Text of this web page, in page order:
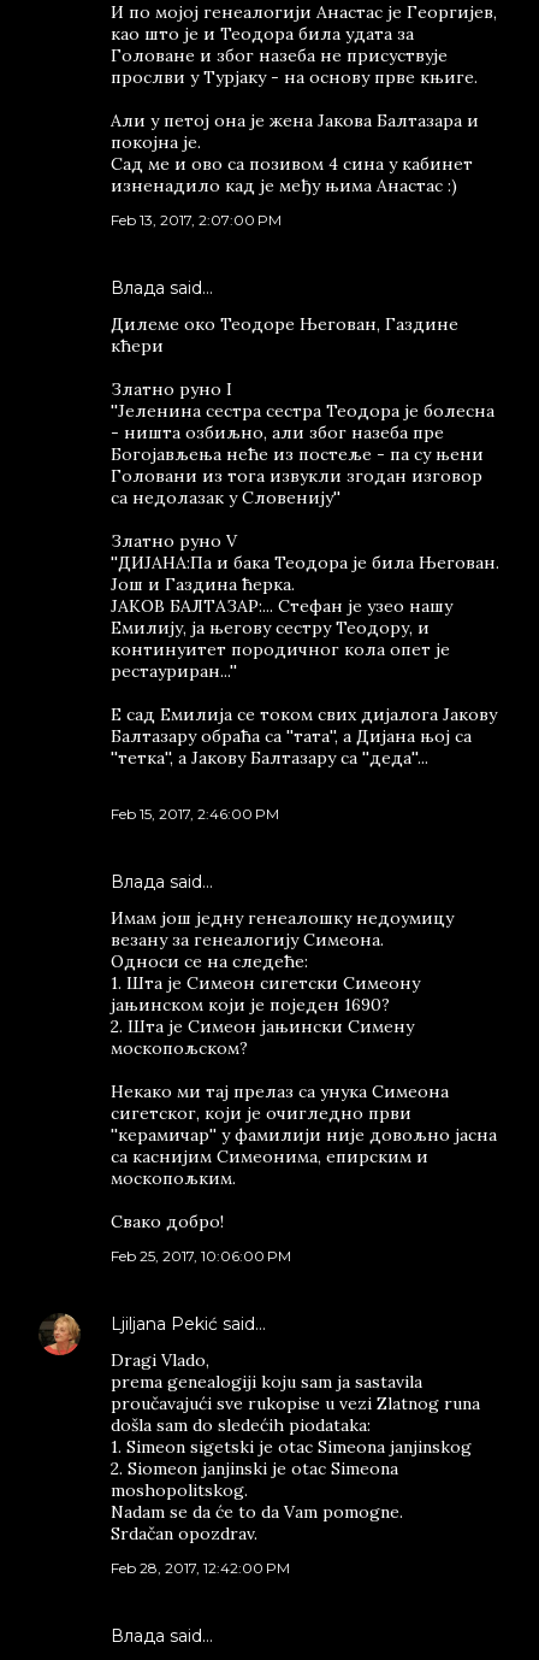
И по мојој генеалогији Анастас је Георгијев,
као што је и Теодора била удата за
Головане и због назеба не присуствује
прослви у Турјаку - на основу прве књиге.
Али у петој она је жена Јакова Балтазара и
покојна је.
Сад ме и ово са позивом 4 сина у кабинет
изненадило кад је међу њима Анастас :)
Feb 13, 2017, 2:07:00 PM
Влада said…
Дилеме око Теодоре Његован, Газдине
кћери
Златно руно I
''Јеленина сестра сестра Теодора је болесна
- ништа озбиљно, али због назеба пре
Богојављења неће из постеље - па су њени
Головани из тога извукли згодан изговор
са недолазак у Словенију''
Златно руно V
''ДИЈАНА:Па и бака Теодора је била Његован.
Још и Газдина ћерка.
ЈАКОВ БАЛТАЗАР:... Стефан је узео нашу
Емилију, ја његову сестру Теодору, и
континуитет породичног кола опет је
рестауриран...''
Е сад Емилија се током свих дијалога Јакову
Балтазару обраћа са ''тата'', а Дијана њој са
''тетка'', а Јакову Балтазару са ''деда''...
Feb 15, 2017, 2:46:00 PM
Влада said…
Имам још једну генеалошку недоумицу
везану за генеалогију Симеона.
Односи се на следеће:
1. Шта је Симеон сигетски Симеону
јањинском који је поједен 1690?
2. Шта је Симеон јањински Симену
москопољском?
Некако ми тај прелаз са унука Симеона
сигетског, који је очигледно први
''керамичар'' у фамилији није довољно јасна
са каснијим Симеонима, епирским и
москопољким.
Свако добро!
Feb 25, 2017, 10:06:00 PM
Ljiljana Pekić said…
Dragi Vlado,
prema genealogiji koju sam ja sastavila
proučavajući sve rukopise u vezi Zlatnog runa
došla sam do sledećih piodataka:
1. Simeon sigetski je otac Simeona janjinskog
2. Siomeon janjinski je otac Simeona
moshopolitskog.
Nadam se da će to da Vam pomogne.
Srdačan opozdrav.
Feb 28, 2017, 12:42:00 PM
Влада said…